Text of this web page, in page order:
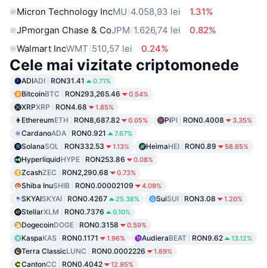
Micron Technology IncMU 4.058,93 lei
1.31%
JPmorgan Chase & CoJPM 1.626,74 lei
0.82%
Walmart IncWMT 510,57 lei 0.24%
Cele mai vizitate criptomonede
ADIADI RON31.41 0.71%
BitcoinBTC RON293,265.46 0.54%
XRPXRP RON4.68 1.85%
EthereumETH RON8,687.82 0.05% PiPI RON0.4008 3.35%
CardanoADA RON0.921 7.67%
SolanaSOL RON332.53 1.13% HeimaHEI RON0.89 58.65%
HyperliquidHYPE RON253.86 0.08%
ZcashZEC RON2,290.68 0.73%
Shiba InuSHIB RON0.00002109 4.09%
SKYAISKYAI RON0.4267 25.38% SuiSUI RON3.08 1.20%
StellarXLM RON0.7376 0.10%
DogecoinDOGE RON0.3158 0.59%
KaspaKAS RON0.1171 1.96% AudieraBEAT RON9.62 13.12%
Terra ClassicLUNC RON0.0002226 1.69%
CantonCC RON0.4042 12.95%